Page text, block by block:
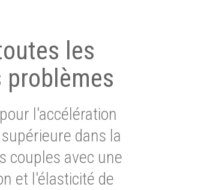
les
l'accélération
dans la
couples avec une
et l'élasticité de